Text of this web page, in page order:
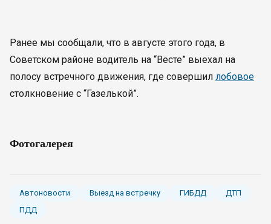
Ранее мы сообщали, что в августе этого года, в
Советском районе водитель на “Весте” выехал на
полосу встречного движения, где совершил лобовое
столкновение с “Газелькой”.
Фотогалерея
Автоновости Выезд на встречку ГИБДД
ДТП
ПДД